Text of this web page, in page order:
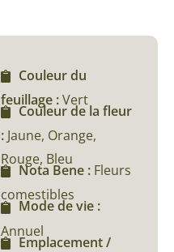
Couleur du
feuillage :Vert
Couleur de la fleur
: Jaune, Orange,
Rouge, Bleu
Nota Bene : Fleurs
comestibles
Mode de vie :
Annuel
Emplacement /